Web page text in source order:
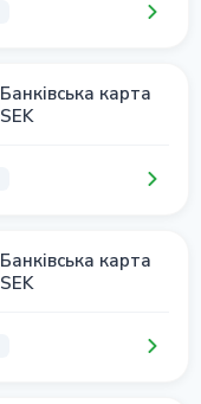
Банківська карта
SEK
Банківська карта
SEK